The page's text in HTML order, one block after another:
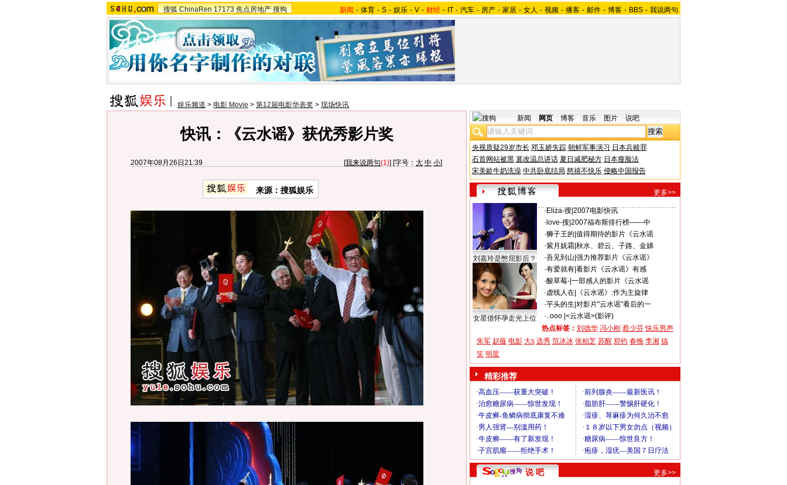
搜狐 ChinaRen 17173 焦点房地产 搜狗 新闻 - 体育 - S - 娱乐 - V - 财经 - IT - 汽车 - 房产 - 家居 - 女人 - 视频 - 播客 - 邮件 - 博客 - BBS - 我说两句
娱乐频道 > 电影 Movie > 第12届电影华表奖 > 现场快讯
快讯：《云水谣》获优秀影片奖
2007年08月26日21:39 [我来说两句(1)] [字号： 大 中 小]
来源：搜狐娱乐
新闻 网页 博客 音乐 图片 说吧
央视质疑29岁市长 邓玉娇失踪 朝鲜军事演习 日本兵赎罪
石首网站被黑 篡改温总讲话 夏日减肥秘方 日本瘦脸法
宋美龄牛奶洗澡 中共卧底结局 慈禧不快乐 侵略中国报告
更多>>
刘嘉玲是憋屈影后？
女星借怀孕走光上位
· Eliza-搜 2007电影快讯
· love-搜 2007福布斯排行榜——中
·狮子王的 值得期待的影片《云水谣
·紫月妩霜| 秋水、碧云、子路、金娣
·吾见到山 强力推荐影片《云水谣》
·有爱就有| 看影片《云水谣》有感
·酸草莓-| 一部感人的影片《云水谣
·虚线人在|
《云水谣》:作为主旋律
·芋头的生 对影片"云水谣"看后的一
·..oоо <云水谣>(影评)
热点标签： 刘德华 冯小刚 蔡少芬 快乐男声
朱军 赵薇 电影 大s 选秀 范冰冰 张柏芝 苏醒 郑钧 春晚 李湘 搞
笑 明星
精彩推荐
说 吧 更多>>